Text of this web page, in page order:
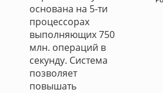
основана на 5-ти
процессорах
выполняющих 750
млн. операций в
секунду. Система
позволяет
повышать